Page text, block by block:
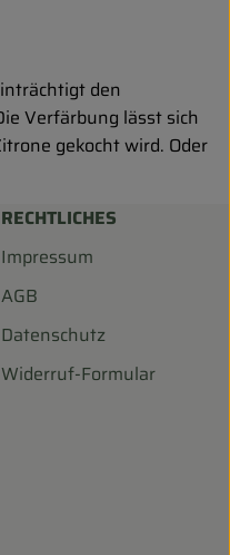
den
Verfärbung lässt sich
gekocht wird. Oder
RECHTLICHES
Impressum
AGB
Datenschutz
Widerruf-Formular